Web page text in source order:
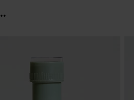
fête vert pastel 700 g (± 500